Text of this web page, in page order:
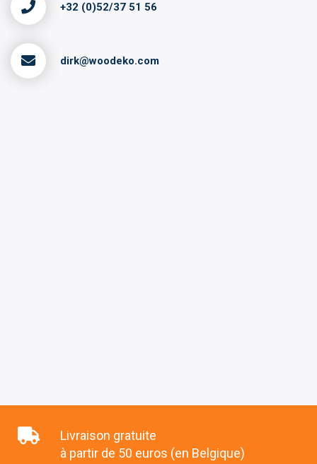
+32 (0)52/37 51 56
dirk@woodeko.com
Livraison gratuite
à partir de 50 euros (en Belgique)